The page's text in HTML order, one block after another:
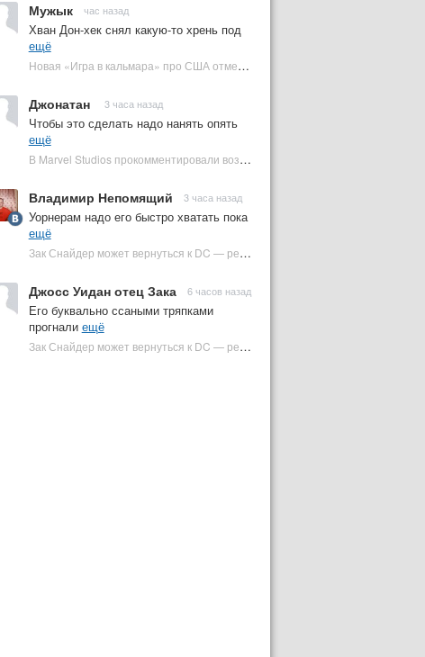
Мужык час назад
Хван Дон-хек снял какую-то хрень под
ещё
Новая «Игра в кальмара» про США отменена | Plugged In Ru
Джонатан 3 часа назад
Чтобы это сделать надо нанять опять
ещё
В Marvel Studios прокомментировали возвращение Канга на экраны | Plugged In Ru
Владимир Непомящий 3 часа назад
Уорнерам надо его быстро хватать пока
ещё
Зак Снайдер может вернуться к DC — режиссер общался с Warner Bros. (фото) | Plugged In Ru
Джосс Уидан отец Зака 6 часов назад
Его буквально ссаными тряпками
прогнали ещё
Зак Снайдер может вернуться к DC — режиссер общался с Warner Bros. (фото) | Plugged In Ru